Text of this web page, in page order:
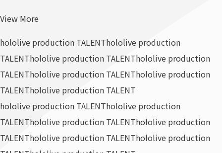
View More
hololive production TALENThololive production
TALENThololive production TALENThololive production
TALENThololive production TALENThololive production
TALENThololive production TALENT
hololive production TALENThololive production
TALENThololive production TALENThololive production
TALENThololive production TALENThololive production